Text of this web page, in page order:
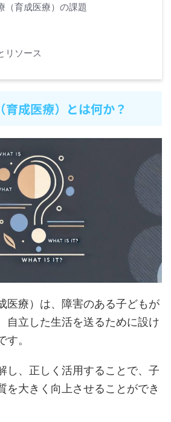
（育成医療）の課題
リソース
育成医療）とは何か？
医療）は、障害のある子どもが
自立した生活を送るために設け
。
し、正しく活用することで、子
を大きく向上させることができ